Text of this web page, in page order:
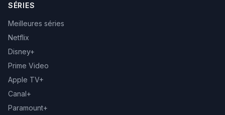
SÉRIES
Meilleures séries
Netflix
Disney+
Prime Video
Apple TV+
Canal+
Paramount+